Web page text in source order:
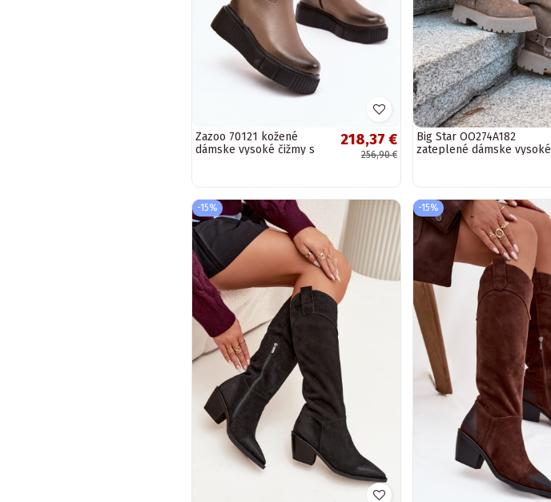
Zazoo 70121 kožené
dámske vysoké čižmy s
218,37 €
256,90 €
Big Star OO274A182
zateplené dámske vysoké
-15% -15%